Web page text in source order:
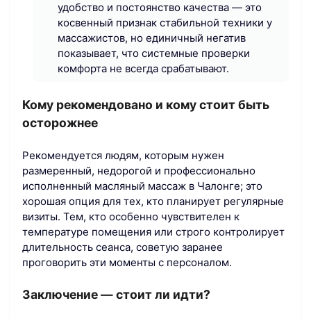
удобство и постоянство качества — это
косвенный признак стабильной техники у
массажистов, но единичный негатив
показывает, что системные проверки
комфорта не всегда срабатывают.
Кому рекомендовано и кому стоит быть
осторожнее
Рекомендуется людям, которым нужен
размеренный, недорогой и профессионально
исполненный масляный массаж в Чалонге; это
хорошая опция для тех, кто планирует регулярные
визиты. Тем, кто особенно чувствителен к
температуре помещения или строго контролирует
длительность сеанса, советую заранее
проговорить эти моменты с персоналом.
Заключение — стоит ли идти?